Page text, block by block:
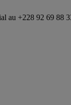
69 88 33